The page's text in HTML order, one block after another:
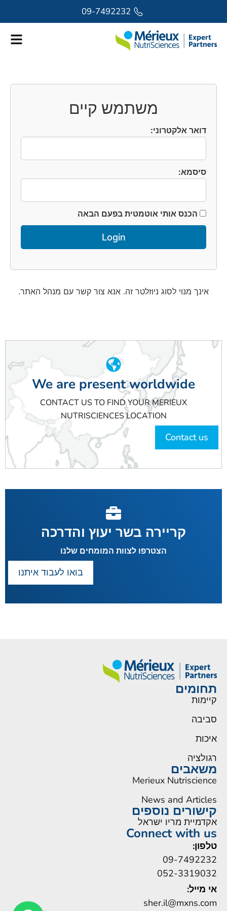
09-7492232
משתמש קיים
דואר אלקטרוני:
סיסמא:
הכנס אותי אוטמטית בפעם הבאה
אינך מנוי לסוג ניוזלטר זה. אנא צור קשר עם מנהל האתר.
Contact us
We are present worldwide
CONTACT US TO FIND YOUR MERIEUX
NUTRISCIENCES LOCATION
קריירה בשר יעוץ והדרכה
הצטרפו לצוות המומחים שלנו
בואו לעבוד איתנו
תחומים
קיימות
סביבה
איכות
רגולציה
משאבים
Merieux Nutriscience
News and Articles
קישורים נוספים
אקדמיית מריו ישראל
Connect with us
טלפון:
09-7492232
052-3319032
אי מייל:
sher.il@mxns.com